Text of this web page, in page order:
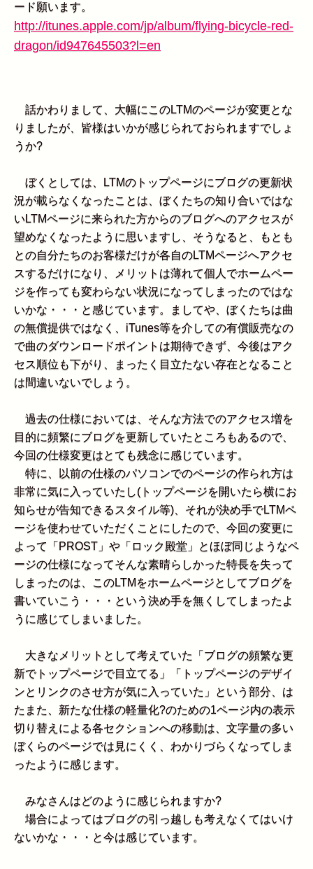
ード願います。
http://itunes.apple.com/jp/album/flying-bicycle-red-
dragon/id947645503?l=en
話かわりまして、大幅にこのLTMのページが変更とな
りましたが、皆様はいかが感じられておられますでしょ
うか?
ぼくとしては、LTMのトップページにブログの更新状
況が載らなくなったことは、ぼくたちの知り合いではな
いLTMページに来られた方からのブログへのアクセスが
望めなくなったように思いますし、そうなると、もとも
との自分たちのお客様だけが各自のLTMページへアクセ
スするだけになり、メリットは薄れて個人でホームペー
ジを作っても変わらない状況になってしまったのではな
いかな・・・と感じています。ましてや、ぼくたちは曲
の無償提供ではなく、iTunes等を介しての有償販売なの
で曲のダウンロードポイントは期待できず、今後はアク
セス順位も下がり、まったく目立たない存在となること
は間違いないでしょう。
過去の仕様においては、そんな方法でのアクセス増を
目的に頻繁にブログを更新していたところもあるので、
今回の仕様変更はとても残念に感じています。
特に、以前の仕様のパソコンでのページの作られ方は
非常に気に入っていたし(トップページを開いたら横にお
知らせが告知できるスタイル等)、それが決め手でLTMペ
ージを使わせていただくことにしたので、今回の変更に
よって「PROST」や「ロック殿堂」とほぼ同じようなペ
ージの仕様になってそんな素晴らしかった特長を失って
しまったのは、このLTMをホームページとしてブログを
書いていこう・・・という決め手を無くしてしまったよ
うに感じてしまいました。
大きなメリットとして考えていた「ブログの頻繁な更
新でトップページで目立てる」「トップページのデザイ
ンとリンクのさせ方が気に入っていた」という部分、は
たまた、新たな仕様の軽量化?のための1ページ内の表示
切り替えによる各セクションへの移動は、文字量の多い
ぼくらのページでは見にくく、わかりづらくなってしま
ったように感じます。
みなさんはどのように感じられますか?
場合によってはブログの引っ越しも考えなくてはいけ
ないかな・・・と今は感じています。